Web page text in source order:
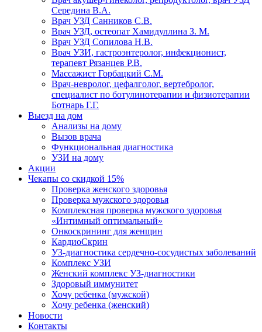
Середина В.А.
Врач УЗД Санников С.В.
Врач УЗД, остеопат Хамидуллина З. М.
Врач УЗД Сопилова Н.В.
Врач УЗИ, гастроэнтеролог, инфекционист,
терапевт Рязанцев Р.В.
Массажист Горбацкий С.М.
Врач-невролог, цефалголог, вертебролог,
специалист по ботулинотерапии и физиотерапии
Ботнарь Г.Г.
Выезд на дом
Анализы на дому
Вызов врача
Функциональная диагностика
УЗИ на дому
Акции
Чекапы со скидкой 15%
Проверка женского здоровья
Проверка мужского здоровья
Комплексная проверка мужского здоровья
«Интимный оптимальный»
Онкоcкрининг для женщин
КардиоСкрин
УЗ-диагностика сердечно-сосудистых заболеваний
Комплекс УЗИ
Женский комплекс УЗ-диагностики
Здоровый иммунитет
Хочу ребенка (мужской)
Хочу ребенка (женский)
Новости
Контакты